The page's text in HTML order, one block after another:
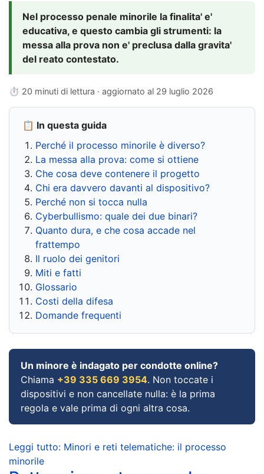
Nel processo penale minorile la finalita' e'
educativa, e questo cambia gli strumenti: la
messa alla prova non e' preclusa dalla gravita'
del reato contestato.
⏱ 20 minuti di lettura · aggiornato al 29 luglio 2026
📋 In questa guida
Perché il processo minorile è diverso?
La messa alla prova: come si ottiene
Che cosa deve contenere il progetto
Chi era davvero davanti al dispositivo?
Perché non si tocca nulla
Cyberbullismo: quale dei due binari?
Quanto dura, e che cosa accade nel
frattempo
Il ruolo dei genitori
Miti e fatti
Glossario
Costi della difesa
Domande frequenti
Un minore è indagato per condotte online?
Chiama +39 335 669 3954. Non toccate i
dispositivi e non cancellate nulla: è la prima
regola e vale prima di ogni altra cosa.
Leggi tutto: Minori e reti telematiche: il processo
minorile